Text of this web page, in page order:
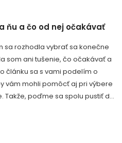
ňu a čo od nej očakávať
sa rozhodla vybrať sa konečne
som ani tušenie, čo očakávať a
článku sa s vami podelím o
vám mohli pomôcť aj pri výbere
Takže, poďme sa spolu pustiť do
masáž ponúknuť.